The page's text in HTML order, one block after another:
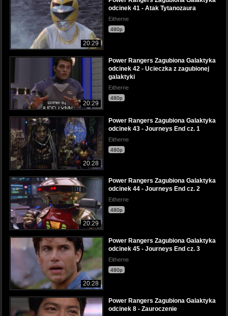
20:29
odcinek 41 - Atak Tytanozaura
Eitherne
480p
20:29
Power Rangers Zagubiona Galaktyka
odcinek 42 - Ucieczka z zagubionej
galaktyki
Eitherne
480p
20:28
Power Rangers Zagubiona Galaktyka
odcinek 43 - Journeys End cz. 1
Eitherne
480p
20:29
Power Rangers Zagubiona Galaktyka
odcinek 44 - Journeys End cz. 2
Eitherne
480p
20:28
Power Rangers Zagubiona Galaktyka
odcinek 45 - Journeys End cz. 3
Eitherne
480p
Power Rangers Zagubiona Galaktyka
odcinek 8 - Zauroczenie